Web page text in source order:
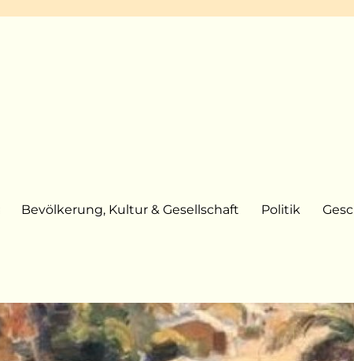
Bevölkerung, Kultur & Gesellschaft Politik